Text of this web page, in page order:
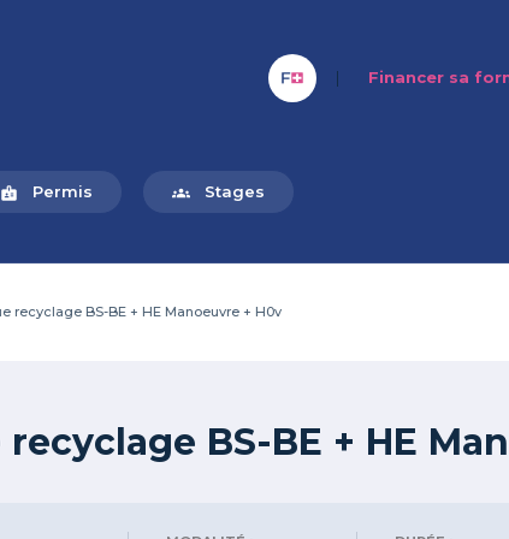
| Financer sa
badge Permis groups Stages
recyclage BS-BE + HE Manoeuvre + H0v
BS-BE + HE